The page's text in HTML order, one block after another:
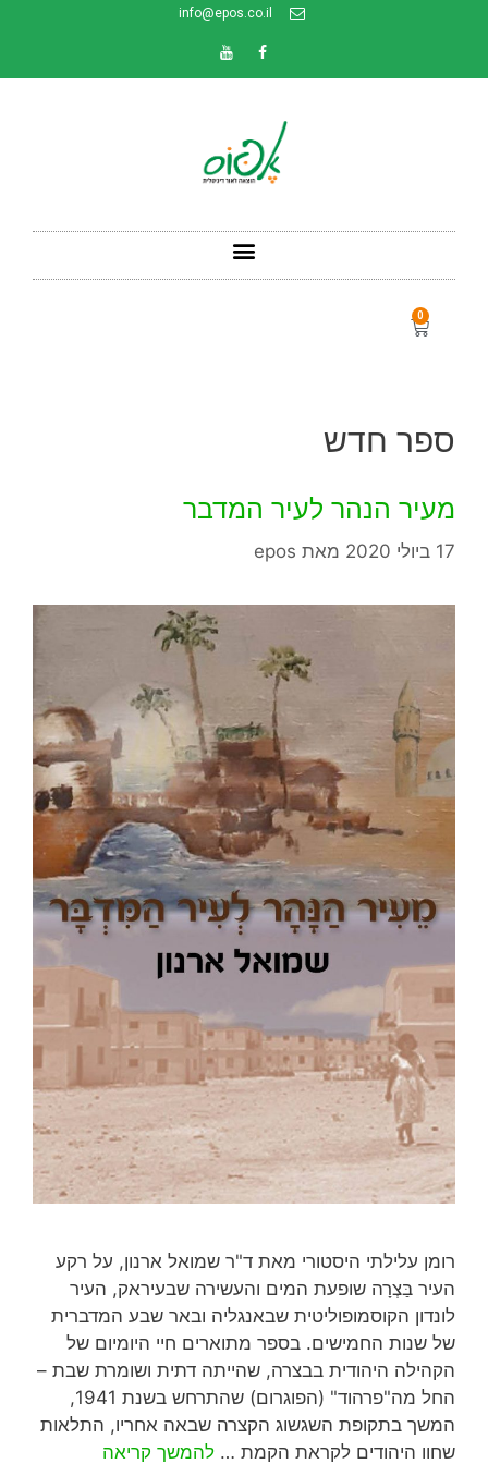
info@epos.co.il
0
ספר חדש
מעיר הנהר לעיר המדבר
17 ביולי 2020 מאת epos
רומן עלילתי היסטורי מאת ד"ר שמואל ארנון, על רקע
העיר בַּצְרָה שופעת המים והעשירה שבעיראק, העיר
לונדון הקוסמופוליטית שבאנגליה ובאר שבע המדברית
של שנות החמישים. בספר מתוארים חיי היומיום של
הקהילה היהודית בבצרה, שהייתה דתית ושומרת שבת –
החל מה"פרהוד" (הפוגרום) שהתרחש בשנת 1941,
המשך בתקופת השגשוג הקצרה שבאה אחריו, התלאות
שחוו היהודים לקראת הקמת … להמשך קריאה